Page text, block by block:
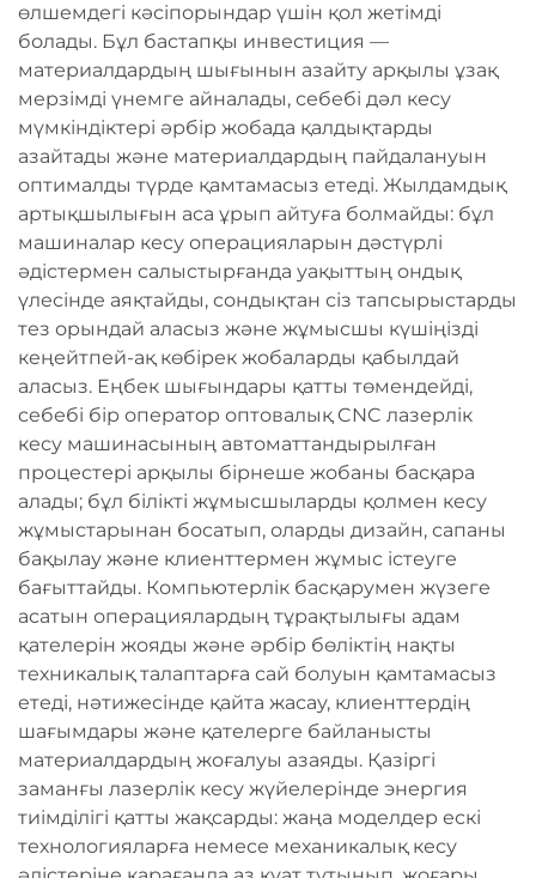
өлшемдегі кәсіпорындар үшін қол жетімді
болады. Бұл бастапқы инвестиция —
материалдардың шығынын азайту арқылы ұзақ
мерзімді үнемге айналады, себебі дәл кесу
мүмкіндіктері әрбір жобада қалдықтарды
азайтады және материалдардың пайдалануын
оптималды түрде қамтамасыз етеді. Жылдамдық
артықшылығын аса ұрып айтуға болмайды: бұл
машиналар кесу операцияларын дәстүрлі
әдістермен салыстырғанда уақыттың ондық
үлесінде аяқтайды, сондықтан сіз тапсырыстарды
тез орындай аласыз және жұмысшы күшіңізді
кеңейтпей-ақ көбірек жобаларды қабылдай
аласыз. Еңбек шығындары қатты төмендейді,
себебі бір оператор оптовалық CNC лазерлік
кесу машинасының автоматтандырылған
процестері арқылы бірнеше жобаны басқара
алады; бұл білікті жұмысшыларды қолмен кесу
жұмыстарынан босатып, оларды дизайн, сапаны
бақылау және клиенттермен жұмыс істеуге
бағыттайды. Компьютерлік басқарумен жүзеге
асатын операциялардың тұрақтылығы адам
қателерін жояды және әрбір бөліктің нақты
техникалық талаптарға сай болуын қамтамасыз
етеді, нәтижесінде қайта жасау, клиенттердің
шағымдары және қателерге байланысты
материалдардың жоғалуы азаяды. Қазіргі
заманғы лазерлік кесу жүйелерінде энергия
тиімділігі қатты жақсарды: жаңа моделдер ескі
технологияларға немесе механикалық кесу